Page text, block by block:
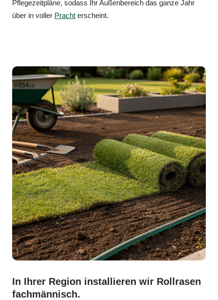
Pflegezeitpläne, sodass Ihr Außenbereich das ganze Jahr
über in voller Pracht erscheint.
In Ihrer Region installieren wir Rollrasen
fachmännisch.